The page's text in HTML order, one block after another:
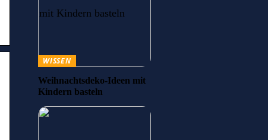
WISSEN
Weihnachtsdeko-Ideen mit
Kindern basteln